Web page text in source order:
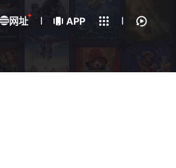
网址
+
APP
下载客户端
我的观影记录